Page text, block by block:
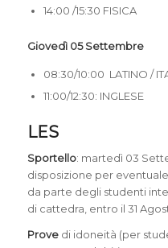
14:00 /15:30 FISICA
Giovedì 05 Settembre
08:30/10:00 LATINO /
11:00/12:30: INGLESE
LES
Sportello: martedì 03
disposizione per
da parte degli studenti
di cattedra, entro il 31
Provedi idoneità (per